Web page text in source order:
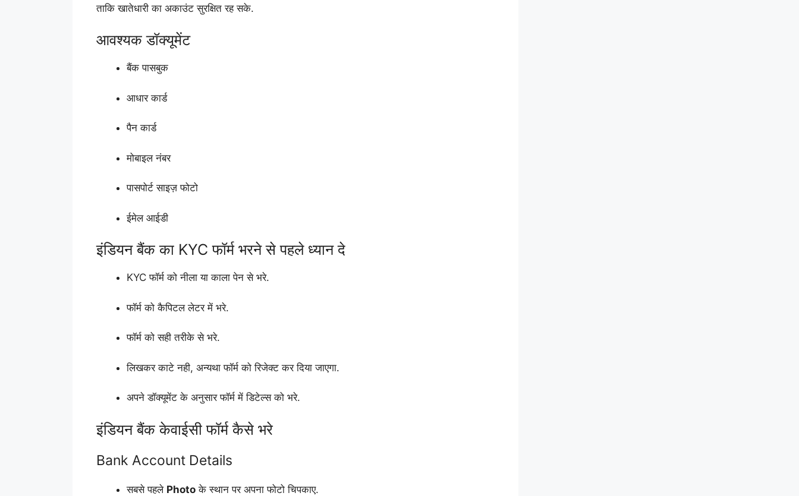
ताकि खातेधारी का अकाउंट सुरक्षित रह सके.
आवश्यक डॉक्यूमेंट
बैंक पासबुक
आधार कार्ड
पैन कार्ड
मोबाइल नंबर
पासपोर्ट साइज़ फोटो
ईमेल आईडी
इंडियन बैंक का KYC फॉर्म भरने से पहले ध्यान दे
KYC फॉर्म को नीला या काला पेन से भरे.
फॉर्म को कैपिटल लेटर में भरे.
फॉर्म को सही तरीके से भरे.
लिखकर काटे नही, अन्यथा फॉर्म को रिजेक्ट कर दिया जाएगा.
अपने डॉक्यूमेंट के अनुसार फॉर्म में डिटेल्स को भरे.
इंडियन बैंक केवाईसी फॉर्म कैसे भरे
Bank Account Details
सबसे पहले Photo के स्थान पर अपना फोटो चिपकाए.